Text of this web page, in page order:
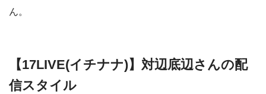
ん。
【17LIVE(イチナナ)】対辺底辺さんの配
信スタイル